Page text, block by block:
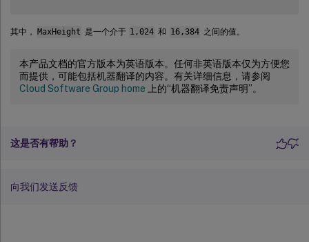
其中， MaxHeight 是一个介于 1,024 和 16,384 之间的值。
本产品文档的官方版本为英语版本。任何非英语版本仅为方便您
而提供，可能包括机器翻译的内容。有关详细信息，请参阅
Cloud Software Group home 上的“机器翻译免责声明”。
这是否有帮助？
向我们发送反馈